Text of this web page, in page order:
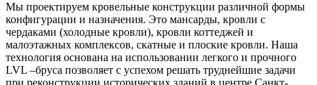
Мы проектируем кровельные конструкции различной формы
конфигурации и назначения. Это мансарды, кровли с
чердаками (холодные кровли), кровли коттеджей и
малоэтажных комплексов, скатные и плоские кровли. Наша
технология основана на использовании легкого и прочного
LVL –бруса позволяет с успехом решать труднейшие задачи
при реконструкции исторических зданий в центре Санкт-